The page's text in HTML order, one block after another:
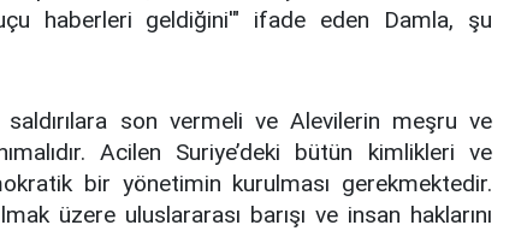
haberleri geldiğini'" ifade eden Damla, şu
son vermeli ve Alevilerin meşru ve
Acilen Suriye’deki bütün kimlikleri ve
bir yönetimin kurulması gerekmektedir.
üzere uluslararası barışı ve insan haklarını